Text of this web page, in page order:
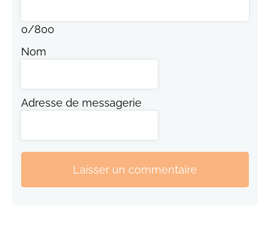
0/800
Nom
Adresse de messagerie
Laisser un commentaire